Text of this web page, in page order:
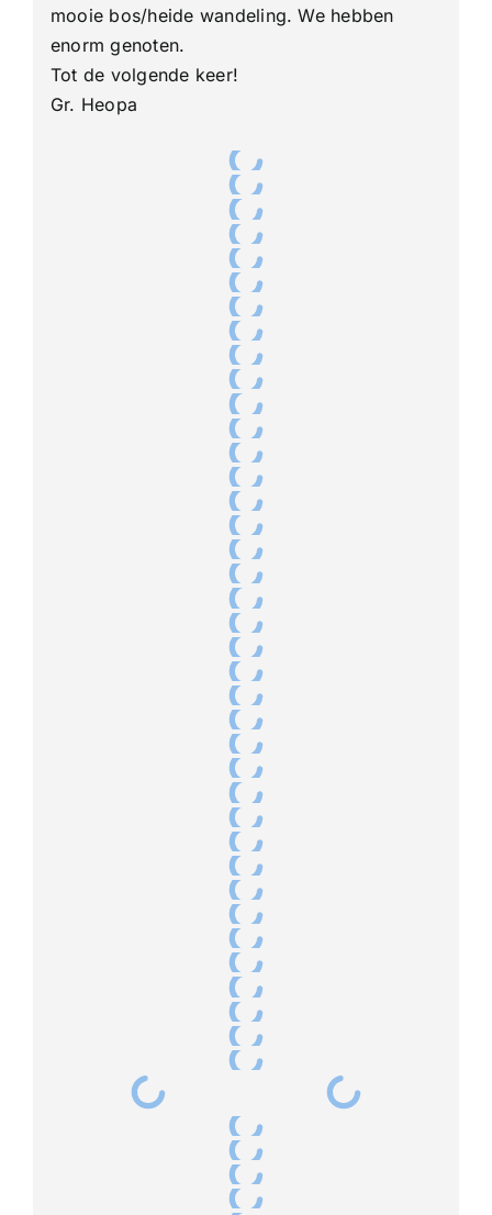
mooie bos/heide wandeling. We hebben
enorm genoten.
Tot de volgende keer!
Gr. Heopa